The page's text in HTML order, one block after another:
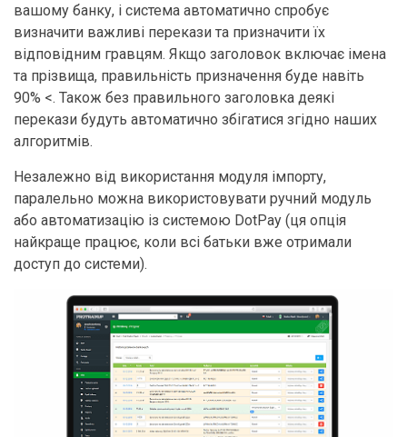
вашому банку, і система автоматично спробує
визначити важливі перекази та призначити їх
відповідним гравцям. Якщо заголовок включає імена
та прізвища, правильність призначення буде навіть
90% <. Також без правильного заголовка деякі
перекази будуть автоматично збігатися згідно наших
алгоритмів.
Незалежно від використання модуля імпорту,
паралельно можна використовувати ручний модуль
або автоматизацію із системою DotPay (ця опція
найкраще працює, коли всі батьки вже отримали
доступ до системи).